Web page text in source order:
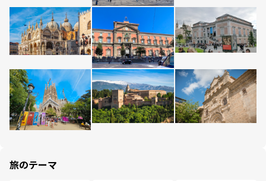
旅のテーマ